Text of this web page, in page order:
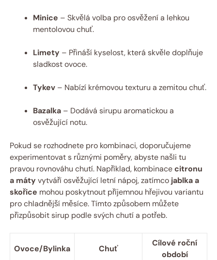
Minice – Skvělá volba pro osvěžení a lehkou
mentolovou chuť.
Limety – Přináší kyselost, která skvěle doplňuje
sladkost ovoce.
Tykev – Nabízí krémovou texturu a zemitou chuť.
Bazalka – Dodává sirupu aromatickou a
osvěžující notu.
Pokud se rozhodnete pro kombinaci, doporučujeme
experimentovat s různými poměry, abyste našli tu
pravou rovnováhu chutí. Například, kombinacecitronu
a máty vytváří osvěžující letní nápoj, zatímco jablka a
skořice mohou poskytnout příjemnou hřejivou variantu
pro chladnější měsíce. Tímto způsobem můžete
přizpůsobit sirup podle svých chutí a potřeb.
Ovoce/Bylinka Chuť
Cílové roční
období